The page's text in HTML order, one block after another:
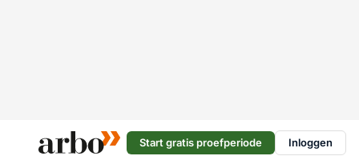
Start gratis proefperiode Inloggen